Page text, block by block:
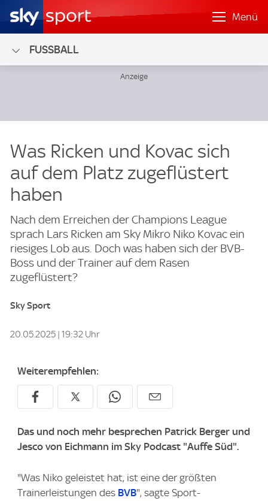
Menü
FUSSBALL
Was Ricken und Kovac sich
auf dem Platz zugeflüstert
haben
Nach dem Erreichen der Champions League
sprach Lars Ricken am Sky Mikro Niko Kovac ein
riesiges Lob aus. Doch was haben sich der BVB-
Boss und der Trainer auf dem Rasen
zugeflüstert?
Sky Sport
20.05.2025 | 19:32 Uhr
Weiterempfehlen:
Das und noch mehr besprechen Patrick Berger und
Jesco von Eichmann im Sky Podcast "Auffe Süd".
"Was Niko geleistet hat, ist eine der größten
Trainerleistungen des BVB", sagte Sport-